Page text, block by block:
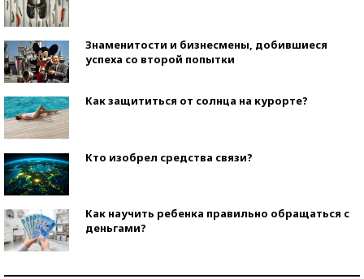
Знаменитости и бизнесмены, добившиеся
успеха со второй попытки
Как защититься от солнца на курорте?
Кто изобрел средства связи?
Как научить ребенка правильно обращаться с
деньгами?